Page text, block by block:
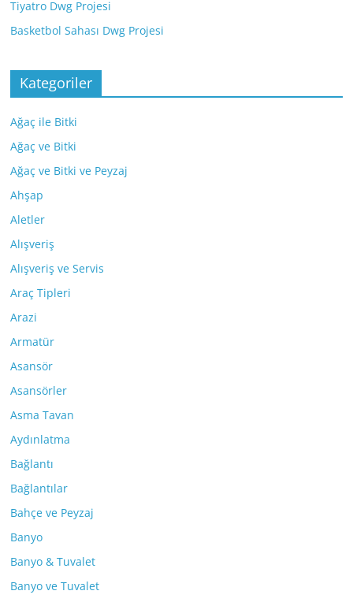
Tiyatro Dwg Projesi
Basketbol Sahası Dwg Projesi
Kategoriler
Ağaç ile Bitki
Ağaç ve Bitki
Ağaç ve Bitki ve Peyzaj
Ahşap
Aletler
Alışveriş
Alışveriş ve Servis
Araç Tipleri
Arazi
Armatür
Asansör
Asansörler
Asma Tavan
Aydınlatma
Bağlantı
Bağlantılar
Bahçe ve Peyzaj
Banyo
Banyo & Tuvalet
Banyo ve Tuvalet